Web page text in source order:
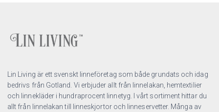
Lin Living är ett svenskt linneföretag som både grundats och idag
bedrivs från Gotland. Vi erbjuder allt från linnelakan, hemtextilier
och linnekläder i hundraprocent linnetyg. I vårt sortiment hittar du
allt från linnelakan till linneskjortor och linneservetter. Många av